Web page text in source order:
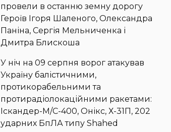
провели в останню земну дорогу
Героїв Ігоря Шаленого, Олександра
Паніна, Сергія Мельниченка і
Дмитра Блискоша
У ніч на 09 серпня ворог атакував
Україну балістичними,
протикорабельними та
протирадіолокаційними ракетами:
Іскандер-М/С-400, Онікс, Х-31П, 202
ударних БпЛА типу Shahed